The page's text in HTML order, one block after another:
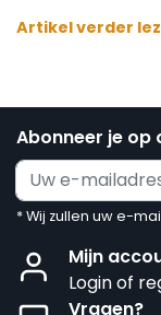
Artikel verder
Abonneer je op
* Wij zullen uw e-
Mijn
Login of
Vragen?